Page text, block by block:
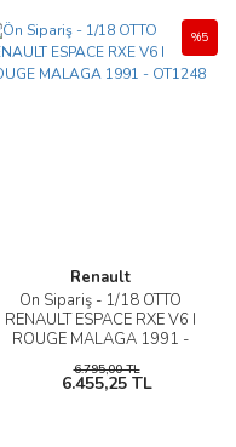
Renault
Ön Sipariş - 1/18 OTTO
RENAULT ESPACE RXE V6 I
ROUGE MALAGA 1991 -
%5
6.795,00 TL
6.455,25 TL